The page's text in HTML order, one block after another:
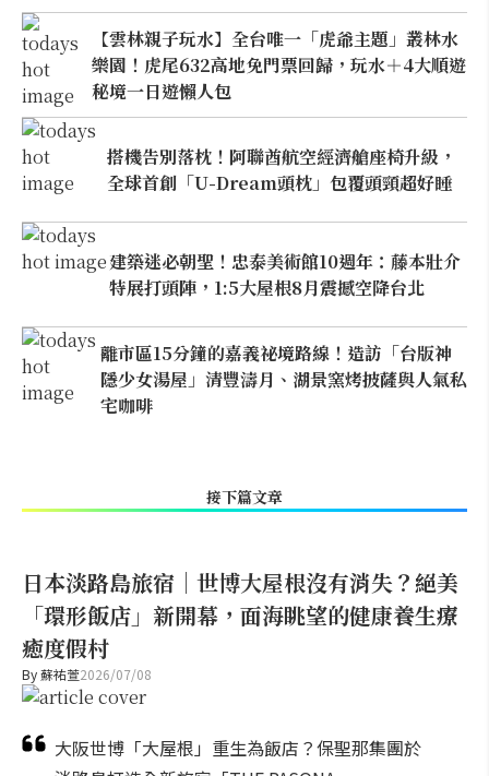
【雲林親子玩水】全台唯一「虎爺主題」叢林水
樂園！虎尾632高地免門票回歸，玩水＋4大順遊
秘境一日遊懶人包
搭機告別落枕！阿聯酋航空經濟艙座椅升級，
全球首創「U-Dream頭枕」包覆頭頸超好睡
建築迷必朝聖！忠泰美術館10週年：藤本壯介
特展打頭陣，1:5大屋根8月震撼空降台北
離市區15分鐘的嘉義祕境路線！造訪「台版神
隱少女湯屋」清豐濤月、湖景窯烤披薩與人氣私
宅咖啡
接下篇文章
日本淡路島旅宿｜世博大屋根沒有消失？絕美
「環形飯店」新開幕，面海眺望的健康養生療
癒度假村
By蘇祐萱2026/07/08
大阪世博「大屋根」重生為飯店？保聖那集團於